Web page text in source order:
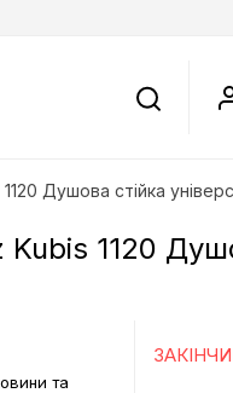
Душова стійка
1120
та